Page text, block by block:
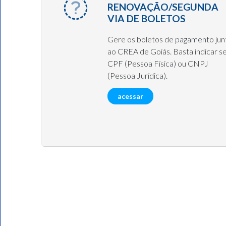
RENOVAÇÃO/SEGUNDA
VIA DE BOLETOS
Gere os boletos de pagamento
ao CREA de Goiás. Basta indicar
CPF (Pessoa Física) ou CNPJ
(Pessoa Jurídica).
acessar